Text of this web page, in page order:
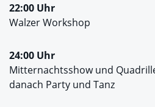
22:00 Uhr
Walzer Workshop
24:00 Uhr
Mitternachtsshow und
danach Party und Tanz